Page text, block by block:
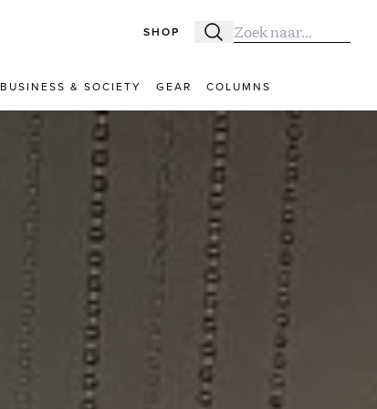
SHOP Zoeken
Zoek naar:
BUSINESS & SOCIETY GEAR COLUMNS